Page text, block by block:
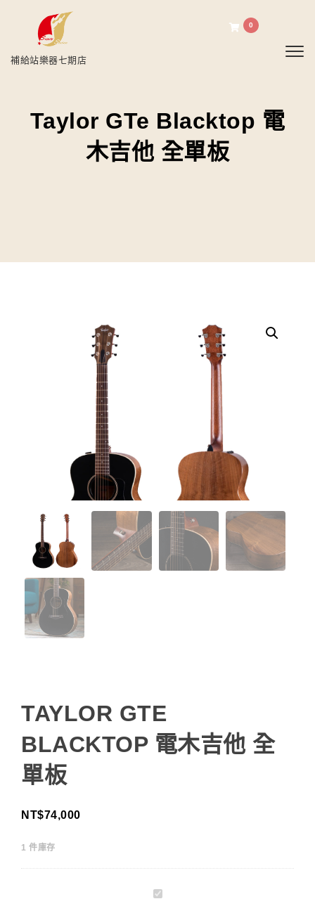
補給站樂器七期店
0
Taylor GTe Blacktop 電
木吉他 全單板
TAYLOR GTE
BLACKTOP 電木吉他 全
單板
NT$74,000
1 件庫存
Taylor